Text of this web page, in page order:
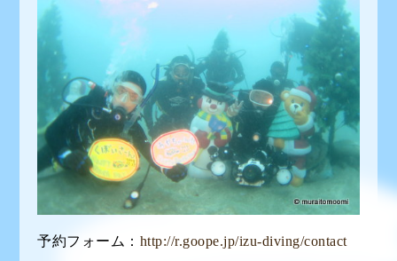
予約フォーム： http://r.goope.jp/izu-diving/contact